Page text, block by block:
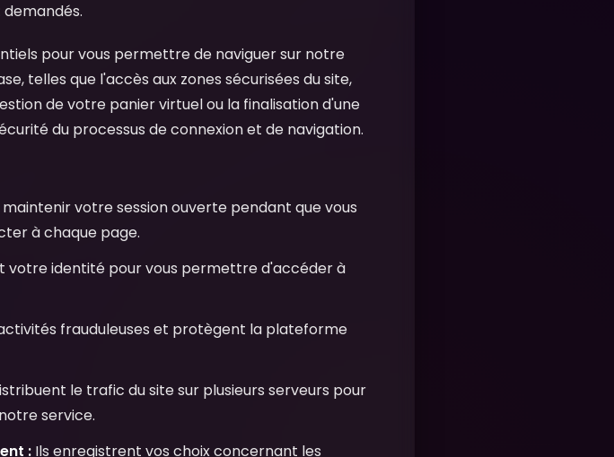
pour vous permettre de naviguer sur notre
telles que l'accès aux zones sécurisées du site,
de votre panier virtuel ou la finalisation d'une
du processus de connexion et de navigation.
votre session ouverte pendant que vous
à chaque page.
votre identité pour vous permettre d'accéder à
frauduleuses et protègent la plateforme
le trafic du site sur plusieurs serveurs pour
service.
: Ils enregistrent vos choix concernant les